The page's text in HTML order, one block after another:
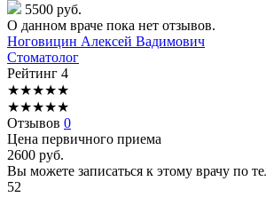
5500 руб.
О данном враче пока нет отзывов.
Ноговицин Алексей Вадимович
Стоматолог
Рейтинг 4
★★★★★
★★★★★
Отзывов 0
Цена первичного приема
2600 руб.
Вы можете записаться к этому врачу по
52